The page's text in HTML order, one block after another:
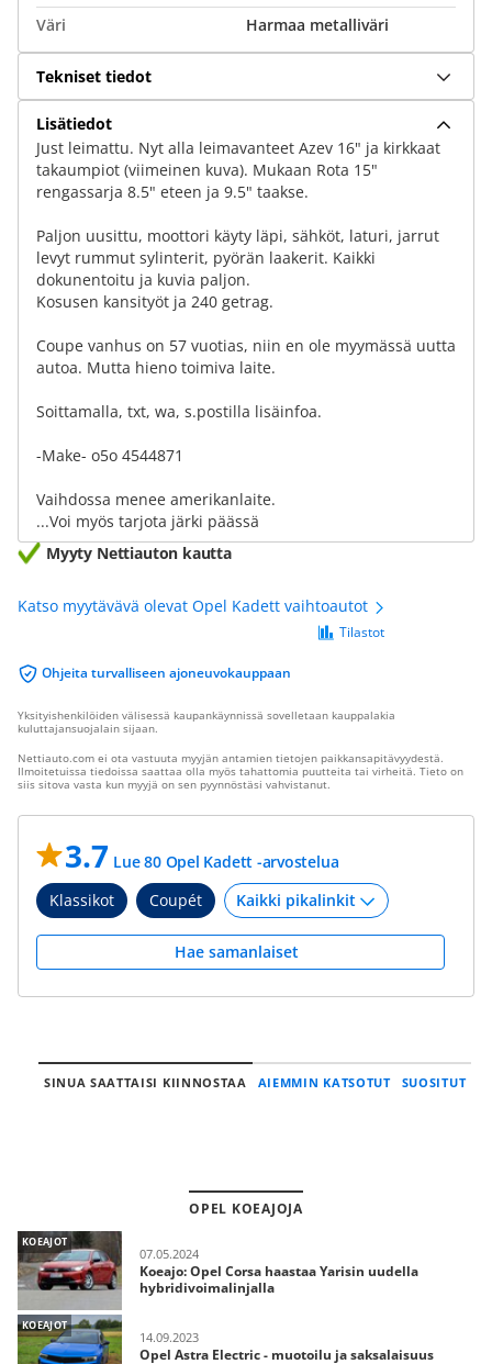
Väri
Harmaa metalliväri
Tekniset tiedot
Lisätiedot
Just leimattu. Nyt alla leimavanteet Azev 16" ja kirkkaat
takaumpiot (viimeinen kuva). Mukaan Rota 15"
rengassarja 8.5" eteen ja 9.5" taakse.
Paljon uusittu, moottori käyty läpi, sähköt, laturi, jarrut
levyt rummut sylinterit, pyörän laakerit. Kaikki
dokunentoitu ja kuvia paljon.
Kosusen kansityöt ja 240 getrag.
Coupe vanhus on 57 vuotias, niin en ole myymässä uutta
autoa. Mutta hieno toimiva laite.
Soittamalla, txt, wa, s.postilla lisäinfoa.
-Make- o5o 4544871
Vaihdossa menee amerikanlaite.
...Voi myös tarjota järki päässä
Myyty Nettiauton kautta
Katso myytävävä olevat Opel Kadett vaihtoautot
Ohjeita turvalliseen ajoneuvokauppaan
Tilastot
Yksityishenkilöiden välisessä kaupankäynnissä sovelletaan kauppalakia
kuluttajansuojalain sijaan.
Nettiauto.com ei ota vastuuta myyjän antamien tietojen paikkansapitävyydestä.
Ilmoitetuissa tiedoissa saattaa olla myös tahattomia puutteita tai virheitä. Tieto on
siis sitova vasta kun myyjä on sen pyynnöstäsi vahvistanut.
3.7 Lue 80 Opel Kadett -arvostelua
Klassikot
Coupét
Hae samanlaiset
SINUA SAATTAISI KIINNOSTAA AIEMMIN KATSOTUT SUOSITUT
OPEL KOEAJOJA
KOEAJOT
07.05.2024
Koeajo: Opel Corsa haastaa Yarisin uudella
hybridivoimalinjalla
KOEAJOT
14.09.2023
Opel Astra Electric - muotoilu ja saksalaisuus